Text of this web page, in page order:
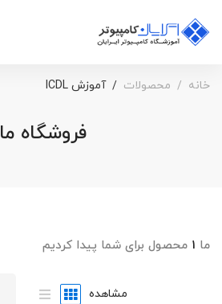
خانه محصولات آموزش ICDL
فروشگاه ما
ما ۱ محصول برای شما پیدا کردیم
مشاهده